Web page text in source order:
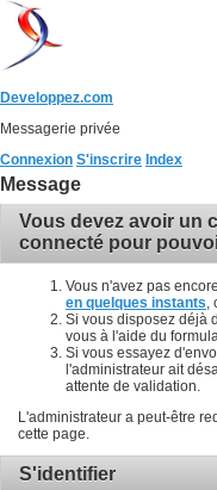
Developpez.com
Messagerie privée
Connexion S'inscrire Index
Message
Vous devez avoir un
connecté pour
Vous n'avez pas
en quelques instants
Si vous disposez déjà
vous à l'aide du
Si vous essayez
l'administrateur ait
attente de validation.
L'administrateur a peut-être
cette page.
S'identifier